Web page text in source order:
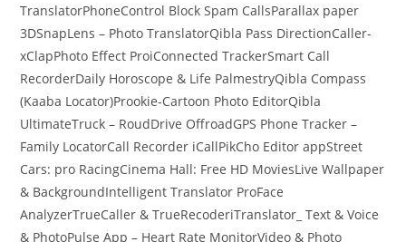
TranslatorPhoneControl Block Spam CallsParallax paper
3DSnapLens – Photo TranslatorQibla Pass DirectionCaller-
xClapPhoto Effect ProiConnected TrackerSmart Call
RecorderDaily Horoscope & Life PalmestryQibla Compass
(Kaaba Locator)Prookie-Cartoon Photo EditorQibla
UltimateTruck – RoudDrive OffroadGPS Phone Tracker –
Family LocatorCall Recorder iCallPikCho Editor appStreet
Cars: pro RacingCinema Hall: Free HD MoviesLive Wallpaper
& BackgroundIntelligent Translator ProFace
AnalyzerTrueCaller & TrueRecoderiTranslator_ Text & Voice
& PhotoPulse App – Heart Rate MonitorVideo & Photo